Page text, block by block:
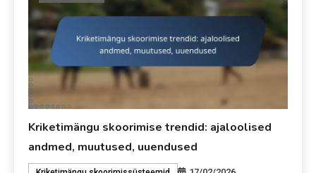
Kriketimängu skoorimise trendid: ajaloolised
andmed, muutused, uuendused